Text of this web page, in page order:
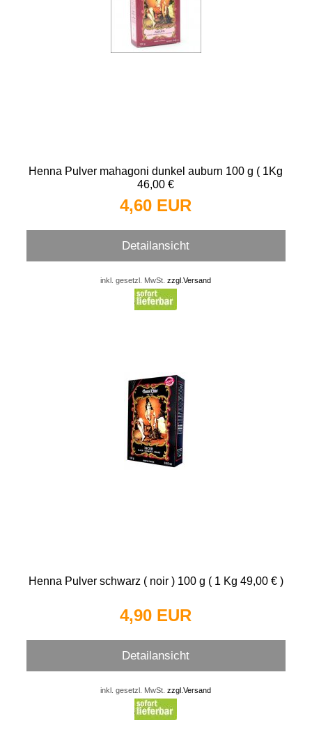
Henna Pulver mahagoni dunkel auburn 100 g ( 1Kg
46,00 €
4,60 EUR
Detailansicht
inkl. gesetzl. MwSt.zzgl.Versand
Henna Pulver schwarz ( noir ) 100 g ( 1 Kg 49,00 € )
4,90 EUR
Detailansicht
inkl. gesetzl. MwSt.zzgl.Versand